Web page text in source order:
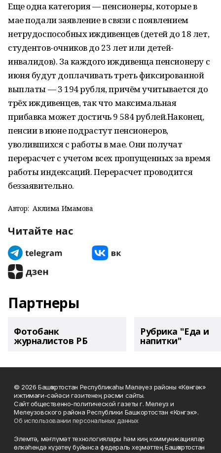
Еще одна категория — пенсионеры, которые в
мае подали заявление в связи с появлением
нетрудоспособных иждивенцев (детей до 18 лет,
студентов-очников до 23 лет или детей-
инвалидов). За каждого иждивенца пенсионеру с
июня будут доплачивать треть фиксированной
выплаты — 3 194 рубля, причём учитывается до
трёх иждивенцев, так что максимальная
прибавка может достичь 9 584 рублей.Наконец,
пенсии в июне подрастут пенсионеров,
уволившихся с работы в мае. Они получат
перерасчет с учетом всех пропущенных за время
работы индексаций. Перерасчет проводится
беззаявительно.
Автор: Аклима Имамова
Читайте нас
Партнеры
Фотобанк
журналистов РБ
Рубрика "Еда и
напитки"
© 2026 Башҡортостан Республикаһы Мәләүез районы «Көнгәк»
ижтимағи-сәйәси гәзитенең рәсми сайты.
Сайт общественно-политической газеты г. Мелеуз и
Мелеузовского района Республики Башкортостан «Конгэк».
Об использовании персональных данных
Элемтә, мәғлүмәт технологиялары һәм киң коммуникациялар
өлкәһендә күҙәтеү буйынса федераль хеҙмәттең Башҡортостан